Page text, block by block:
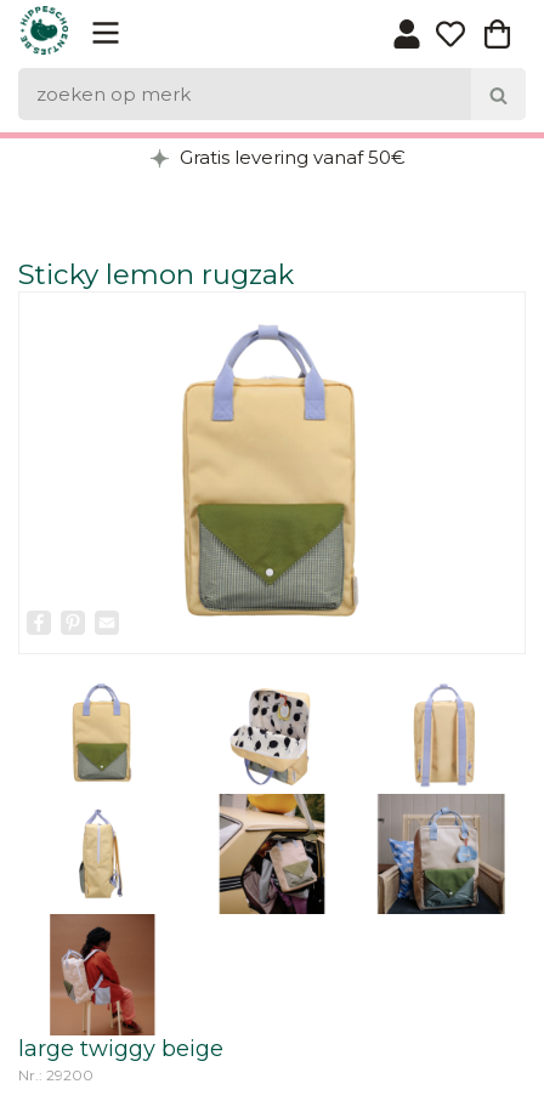
Gratis levering vanaf 50€
Sticky lemon rugzak
Facebook
Pinterest
large twiggy beige
Nr.: 29200